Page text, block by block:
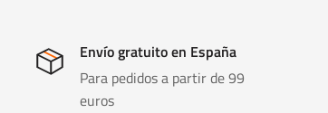
Envío gratuito en España
Para pedidos a partir de 99
euros